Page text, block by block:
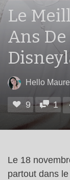
Le
Ans
Hello
9 1
Le 18
partout dans